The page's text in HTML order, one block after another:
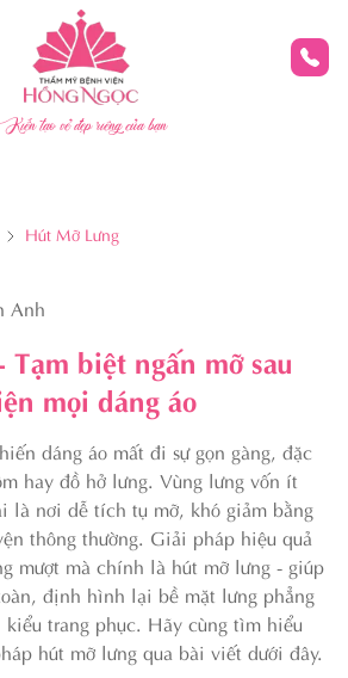
tạo vẻ đẹp riêng của bạn
Hút Mỡ Lưng
Anh
Tạm biệt ngấn mỡ sau
mọi dáng áo
dáng áo mất đi sự gọn gàng, đặc
hay đồ hở lưng. Vùng lưng vốn ít
là nơi dễ tích tụ mỡ, khó giảm bằng
thông thường. Giải pháp hiệu quả
mượt mà chính là hút mỡ lưng - giúp
định hình lại bề mặt lưng phẳng
trang phục. Hãy cùng tìm hiểu
hút mỡ lưng qua bài viết dưới đây.